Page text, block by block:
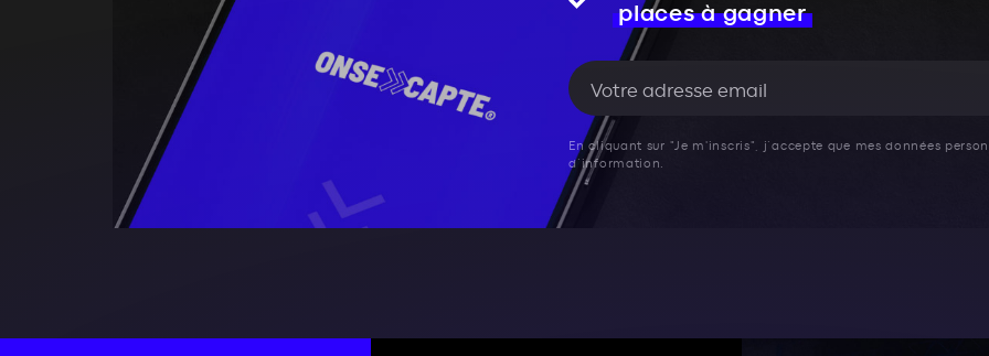
places à gagner
En cliquant sur "Je m'inscris", j’accepte que mes données
d’information.